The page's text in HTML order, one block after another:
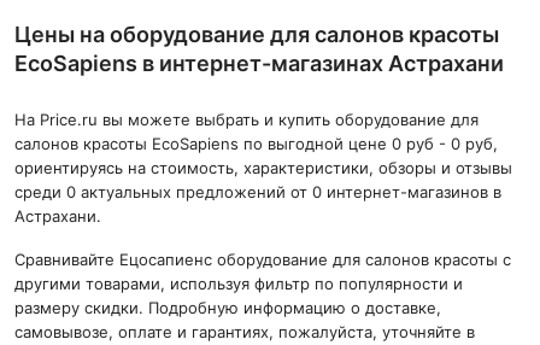
Цены на оборудование для салонов красоты
EcoSapiens в интернет-магазинах Астрахани
На Price.ru вы можете выбрать и купить оборудование для
салонов красоты EcoSapiens по выгодной цене 0 руб - 0 руб,
ориентируясь на стоимость, характеристики, обзоры и отзывы
среди 0 актуальных предложений от 0 интернет-магазинов в
Астрахани.
Сравнивайте Ецосапиенс оборудование для салонов красоты с
другими товарами, используя фильтр по популярности и
размеру скидки. Подробную информацию о доставке,
самовывозе, оплате и гарантиях, пожалуйста, уточняйте в